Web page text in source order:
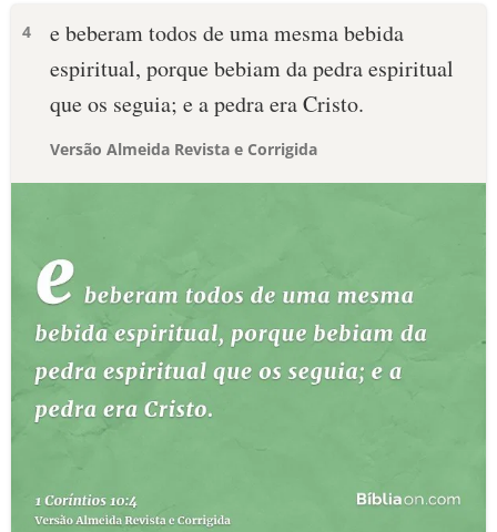
4
e beberam todos de uma mesma bebida
espiritual, porque bebiam da pedra espiritual
que os seguia; e a pedra era Cristo.
Versão Almeida Revista e Corrigida